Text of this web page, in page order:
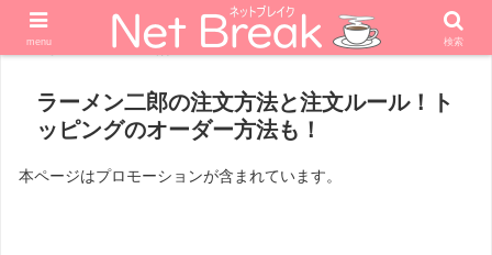
ホーム 生活
ラーメン二郎の注文方法と注文ルール！ト
ッピングのオーダー方法も！
本ページはプロモーションが含まれています。
menu 検索